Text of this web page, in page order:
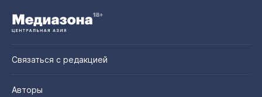
Связаться с редакцией
Авторы